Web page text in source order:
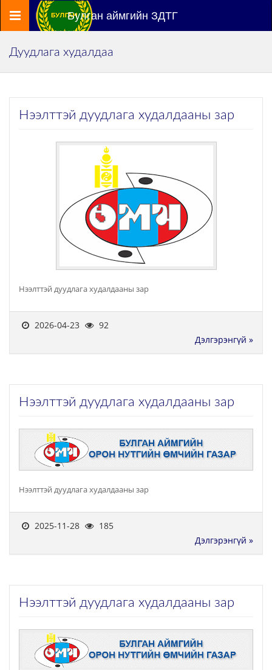
Цэс Булган аймгийн ЗДТГ
Дуудлага худалдаа
Нээлттэй дуудлага худалдааны зар
Нээлттэй дуудлага худалдааны зар
2026-04-23
92
Дэлгэрэнгүй »
Нээлттэй дуудлага худалдааны зар
Нээлттэй дуудлага худалдааны зар
2025-11-28
185
Дэлгэрэнгүй »
Нээлттэй дуудлага худалдааны зар